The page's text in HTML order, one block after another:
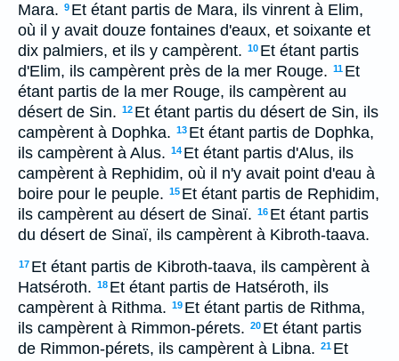
Mara. 9 Et étant partis de Mara, ils vinrent à Elim,
où il y avait douze fontaines d'eaux, et soixante et
dix palmiers, et ils y campèrent. 10 Et étant partis
d'Elim, ils campèrent près de la mer Rouge. 11 Et
étant partis de la mer Rouge, ils campèrent au
désert de Sin. 12 Et étant partis du désert de Sin, ils
campèrent à Dophka. 13 Et étant partis de Dophka,
ils campèrent à Alus. 14 Et étant partis d'Alus, ils
campèrent à Rephidim, où il n'y avait point d'eau à
boire pour le peuple. 15 Et étant partis de Rephidim,
ils campèrent au désert de Sinaï. 16 Et étant partis
du désert de Sinaï, ils campèrent à Kibroth-taava.
17 Et étant partis de Kibroth-taava, ils campèrent à
Hatséroth. 18 Et étant partis de Hatséroth, ils
campèrent à Rithma. 19 Et étant partis de Rithma,
ils campèrent à Rimmon-pérets. 20 Et étant partis
de Rimmon-pérets, ils campèrent à Libna. 21 Et